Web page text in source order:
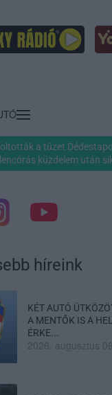
a tüzet
küzdelem után
híreink
KÉT AUTÓ
A MENTŐK IS A
ÉRKE...
2026. augusztus 06